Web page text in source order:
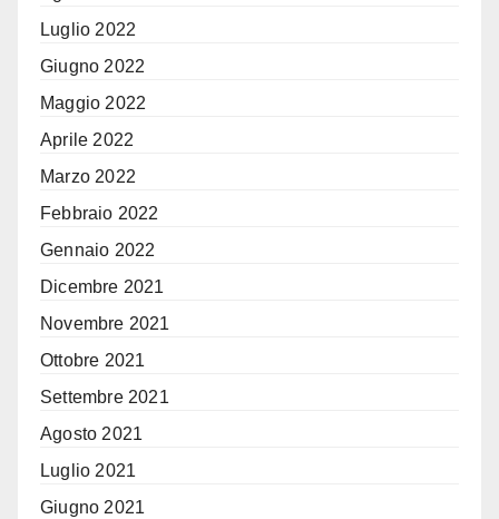
Luglio 2022
Giugno 2022
Maggio 2022
Aprile 2022
Marzo 2022
Febbraio 2022
Gennaio 2022
Dicembre 2021
Novembre 2021
Ottobre 2021
Settembre 2021
Agosto 2021
Luglio 2021
Giugno 2021